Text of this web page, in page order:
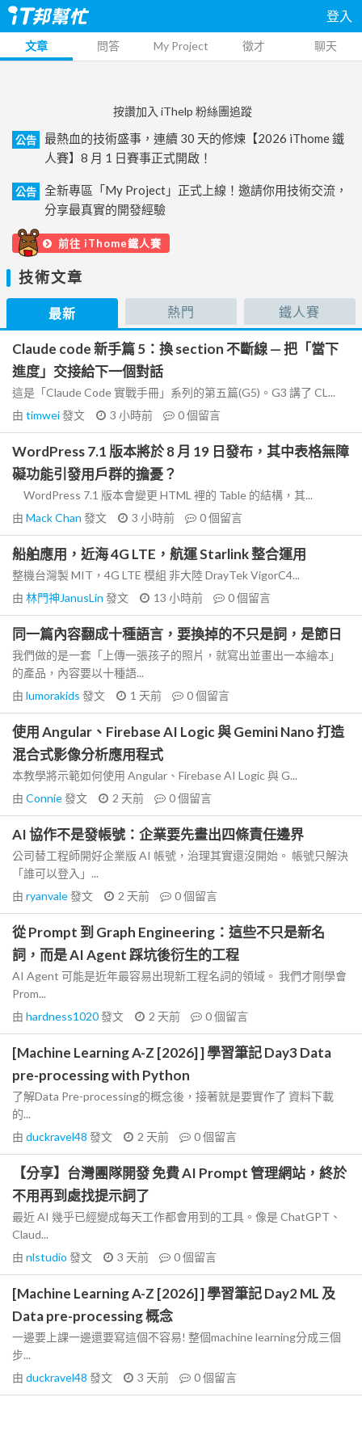
登入
文章 問答 My Project 徵才 聊天
按讚加入 iThelp 粉絲團追蹤
公告
最熱血的技術盛事，連續 30 天的修煉【2026 iThome 鐵
人賽】8 月 1 日賽事正式開啟！
公告
全新專區「My Project」正式上線！邀請你用技術交流，
分享最真實的開發經驗
前往 iThome鐵人賽
技術文章
最新 熱門 鐵人賽
Claude code 新手篇 5：換 section 不斷線 — 把「當下
進度」交接給下一個對話
這是「Claude Code 實戰手冊」系列的第五篇(G5)。G3 講了 CL...
由 timwei發文 3 小時前 0個留言
WordPress 7.1 版本將於 8 月 19 日發布，其中表格無障
礙功能引發用戶群的擔憂？
WordPress 7.1 版本會變更 HTML 裡的 Table 的結構，其...
由 Mack Chan 發文 3 小時前 0個留言
船舶應用，近海 4G LTE，航運 Starlink 整合運用
整機台灣製 MIT，4G LTE 模組 非大陸 DrayTek VigorC4...
由 林門神JanusLin 發文 13 小時前 0個留言
同一篇內容翻成十種語言，要換掉的不只是詞，是節日
我們做的是一套「上傳一張孩子的照片，就寫出並畫出一本繪本」
的產品，內容要以十種語...
由 lumorakids 發文 1 天前 0個留言
使用 Angular、Firebase AI Logic 與 Gemini Nano 打造
混合式影像分析應用程式
本教學將示範如何使用 Angular、Firebase AI Logic 與 G...
由 Connie發文 2 天前 0個留言
AI 協作不是發帳號：企業要先畫出四條責任邊界
公司替工程師開好企業版 AI 帳號，治理其實還沒開始。 帳號只解決
「誰可以登入」...
由 ryanvale發文 2 天前 0個留言
從 Prompt 到 Graph Engineering：這些不只是新名
詞，而是 AI Agent 踩坑後衍生的工程
AI Agent 可能是近年最容易出現新工程名詞的領域。 我們才剛學會
Prom...
由 hardness1020發文 2 天前 0個留言
[Machine Learning A-Z [2026] ] 學習筆記 Day3 Data
pre-processing with Python
了解Data Pre-processing的概念後，接著就是要實作了 資料下載
的...
由 duckravel48 發文 2 天前 0個留言
【分享】台灣團隊開發 免費 AI Prompt 管理網站，終於
不用再到處找提示詞了
最近 AI 幾乎已經變成每天工作都會用到的工具。像是 ChatGPT、
Claud...
由 nlstudio 發文 3 天前 0個留言
[Machine Learning A-Z [2026] ] 學習筆記 Day2 ML 及
Data pre-processing 概念
一邊要上課一邊還要寫這個不容易! 整個machine learning分成三個
步...
由 duckravel48 發文 3 天前 0個留言